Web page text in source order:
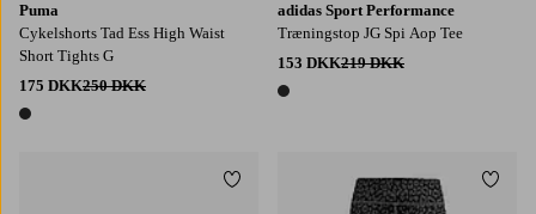
Puma
Cykelshorts Tad Ess High Waist
Short Tights G
175 DKK250 DKK
1 farve
adidas Sport Performance
Træningstop JG Spi Aop Tee
153 DKK219 DKK
1 farve
Tilføj til favoritter